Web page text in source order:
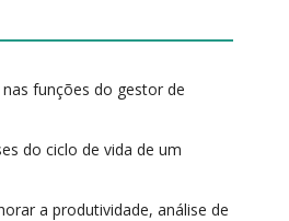
funções do gestor de
do ciclo de vida de um
a produtividade, análise de